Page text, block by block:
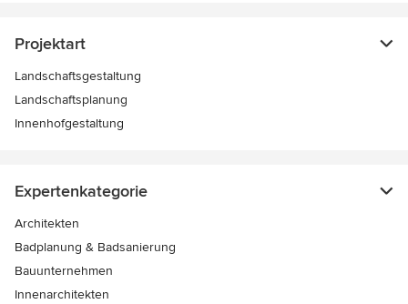
Projektart
Landschaftsgestaltung
Landschaftsplanung
Innenhofgestaltung
Expertenkategorie
Architekten
Badplanung & Badsanierung
Bauunternehmen
Innenarchitekten